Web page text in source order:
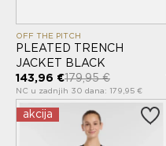
OFF THE PITCH
PLEATED TRENCH
JACKET BLACK
143,96 €179,95 €
NC u zadnjih 30 dana: 179,95 €
akcija